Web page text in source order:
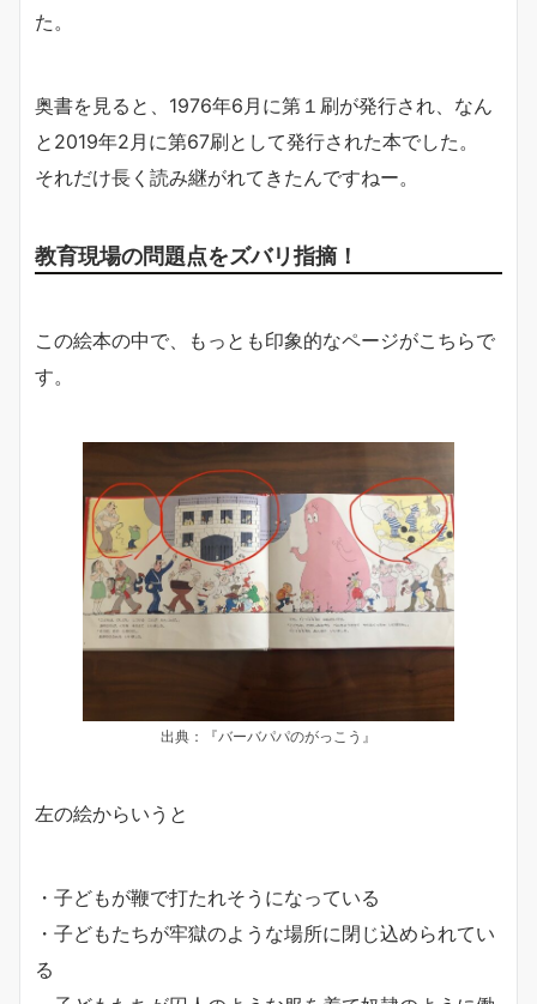
た。
奥書を見ると、1976年6月に第１刷が発行され、なん
と2019年2月に第67刷として発行された本でした。
それだけ長く読み継がれてきたんですねー。
教育現場の問題点をズバリ指摘！
この絵本の中で、もっとも印象的なページがこちらで
す。
出典：『バーバパパのがっこう』
左の絵からいうと
・子どもが鞭で打たれそうになっている
・子どもたちが牢獄のような場所に閉じ込められてい
る